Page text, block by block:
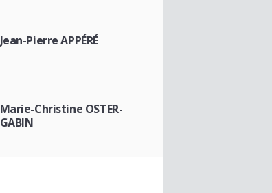
Jean-Pierre APPÉRÉ
Marie-Christine OSTER-
GABIN